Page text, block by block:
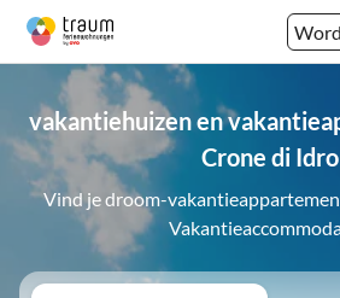
vakantiehuizen en
Crone di Idro
Vind je droom-